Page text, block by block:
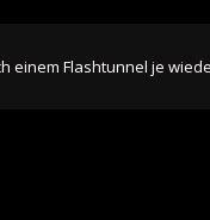
einem Flashtunnel je